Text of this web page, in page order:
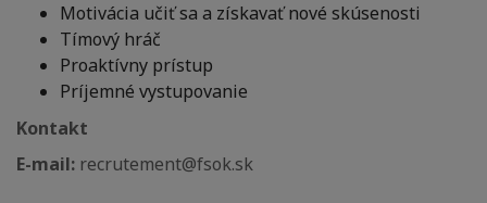
Motivácia učiť sa a získavať nové skúsenosti
Tímový hráč
Proaktívny prístup
Príjemné vystupovanie
Kontakt
E-mail: recrutement@fsok.sk